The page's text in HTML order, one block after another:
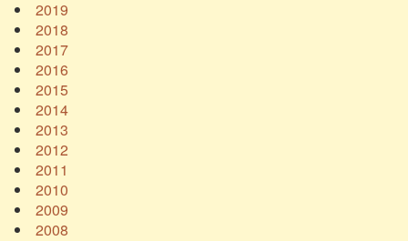
2019
2018
2017
2016
2015
2014
2013
2012
2011
2010
2009
2008